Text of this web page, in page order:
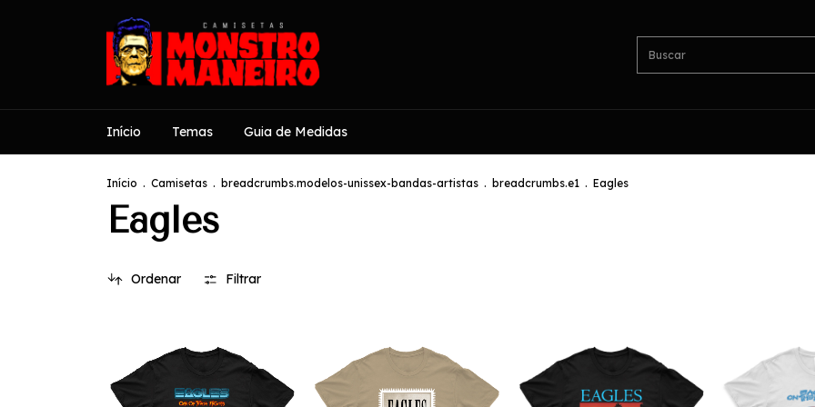
Início Temas Guia de Medidas
Início . Camisetas . breadcrumbs.modelos-unissex-bandas-artistas . breadcrumbs.e1 . Eagles
Eagles
Ordenar Filtrar